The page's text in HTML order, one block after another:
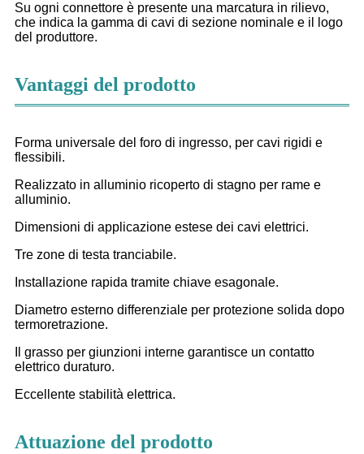
Su ogni connettore è presente una marcatura in rilievo,
che indica la gamma di cavi di sezione nominale e il logo
del produttore.
Vantaggi del prodotto
Forma universale del foro di ingresso, per cavi rigidi e
flessibili.
Realizzato in alluminio ricoperto di stagno per rame e
alluminio.
Dimensioni di applicazione estese dei cavi elettrici.
Tre zone di testa tranciabile.
Installazione rapida tramite chiave esagonale.
Diametro esterno differenziale per protezione solida dopo
termoretrazione.
Il grasso per giunzioni interne garantisce un contatto
elettrico duraturo.
Eccellente stabilità elettrica.
Attuazione del prodotto